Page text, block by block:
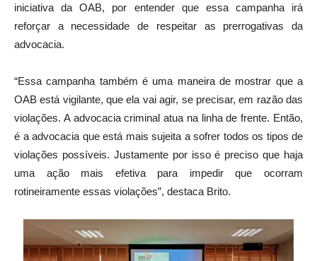
iniciativa da OAB, por entender que essa campanha irá
reforçar a necessidade de respeitar as prerrogativas da
advocacia.
“Essa campanha também é uma maneira de mostrar que a
OAB está vigilante, que ela vai agir, se precisar, em razão das
violações. A advocacia criminal atua na linha de frente. Então,
é a advocacia que está mais sujeita a sofrer todos os tipos de
violações possíveis. Justamente por isso é preciso que haja
uma ação mais efetiva para impedir que ocorram
rotineiramente essas violações”, destaca Brito.